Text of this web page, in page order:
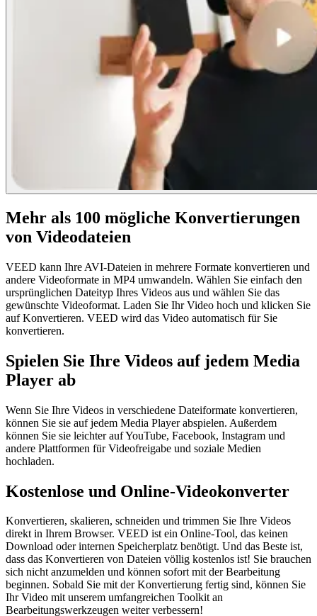
Mehr als 100 mögliche Konvertierungen
von Videodateien
VEED kann Ihre AVI-Dateien in mehrere Formate konvertieren und
andere Videoformate in MP4 umwandeln. Wählen Sie einfach den
ursprünglichen Dateityp Ihres Videos aus und wählen Sie das
gewünschte Videoformat. Laden Sie Ihr Video hoch und klicken Sie
auf Konvertieren. VEED wird das Video automatisch für Sie
konvertieren.
Spielen Sie Ihre Videos auf jedem Media
Player ab
Wenn Sie Ihre Videos in verschiedene Dateiformate konvertieren,
können Sie sie auf jedem Media Player abspielen. Außerdem
können Sie sie leichter auf YouTube, Facebook, Instagram und
andere Plattformen für Videofreigabe und soziale Medien
hochladen.
Kostenlose und Online-Videokonverter
Konvertieren, skalieren, schneiden und trimmen Sie Ihre Videos
direkt in Ihrem Browser. VEED ist ein Online-Tool, das keinen
Download oder internen Speicherplatz benötigt. Und das Beste ist,
dass das Konvertieren von Dateien völlig kostenlos ist! Sie brauchen
sich nicht anzumelden und können sofort mit der Bearbeitung
beginnen. Sobald Sie mit der Konvertierung fertig sind, können Sie
Ihr Video mit unserem umfangreichen Toolkit an
Bearbeitungswerkzeugen weiter verbessern!